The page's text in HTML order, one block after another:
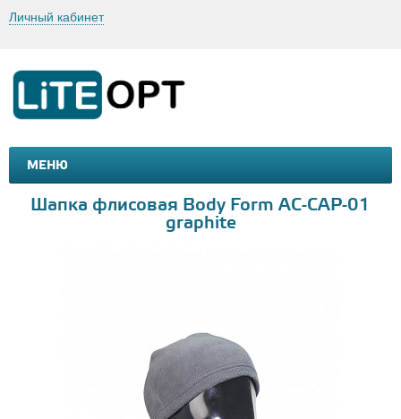
Личный кабинет
МЕНЮ
МАШИНКИ И МОТОЦИКЛЫ
Шапка флисовая Body Form AC-CAP-01
graphite